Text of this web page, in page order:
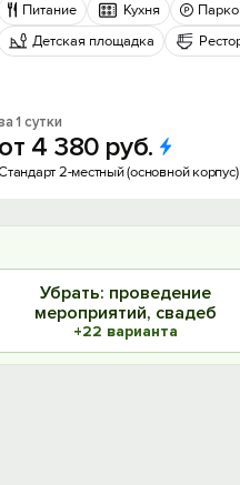
Питание Кухня
Детская площадка
1 сутки
от 4 380 руб.
2-местный (основной корпус)
Убрать: проведение
мероприятий, свадеб
+22 варианта